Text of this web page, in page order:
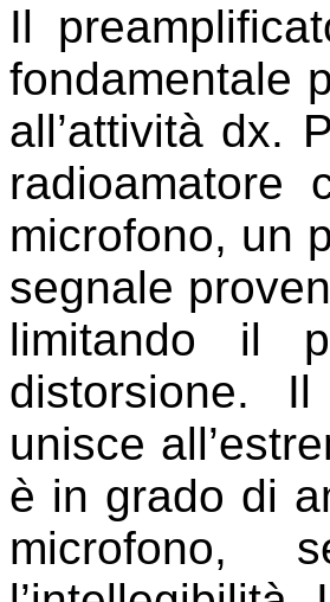
Il
fondamentale
all’attività dx.
microfono, un
segnale
limitando il
distorsione.
unisce
è in grado di
microfono,